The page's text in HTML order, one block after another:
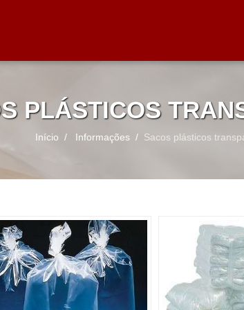
PLÁSTICOS
Início Informações Sacos plásticos